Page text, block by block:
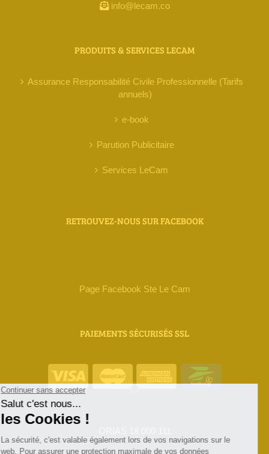
info@lecam.co
PRODUITS & SERVICES LECAM
Assurance Responsabilité Civile Professionnelle (Tarifs
annuels)
e-book
Parution Publicitaire
Services LeCam
RETROUVEZ-NOUS SUR FACEBOOK
Page Facebook Ste Le Cam
PAIEMENTS SÉCURISÉS SSL